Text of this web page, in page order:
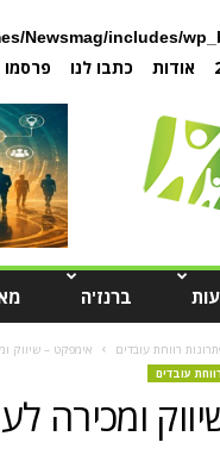
Newsmag/includes/
אודות כתבו לנו פרסמו
ברנז'ה
רווחת עובדים אימפקט – שיווק
עובדים
ומכירה